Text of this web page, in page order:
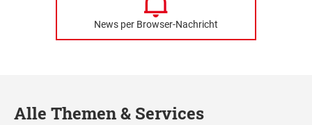
News per Browser-Nachricht
Alle Themen & Services